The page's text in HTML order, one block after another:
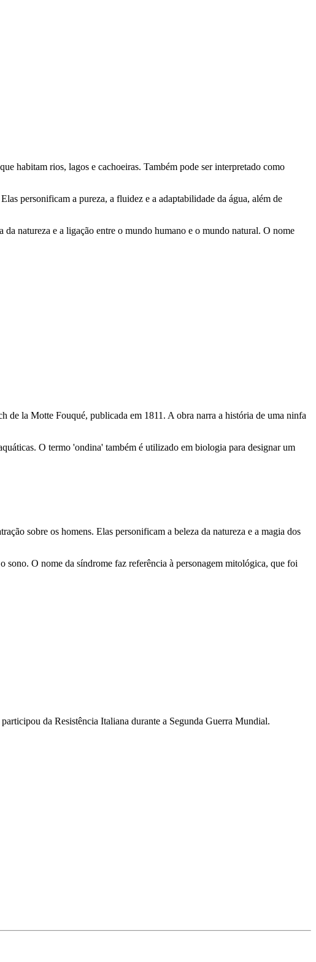
habitam rios, lagos e cachoeiras. Também pode ser interpretado como
personificam a pureza, a fluidez e a adaptabilidade da água, além de
natureza e a ligação entre o mundo humano e o mundo natural. O nome
la Motte Fouqué, publicada em 1811. A obra narra a história de uma ninfa
O termo 'ondina' também é utilizado em biologia para designar um
sobre os homens. Elas personificam a beleza da natureza e a magia dos
sono. O nome da síndrome faz referência à personagem mitológica, que foi
da Resistência Italiana durante a Segunda Guerra Mundial.